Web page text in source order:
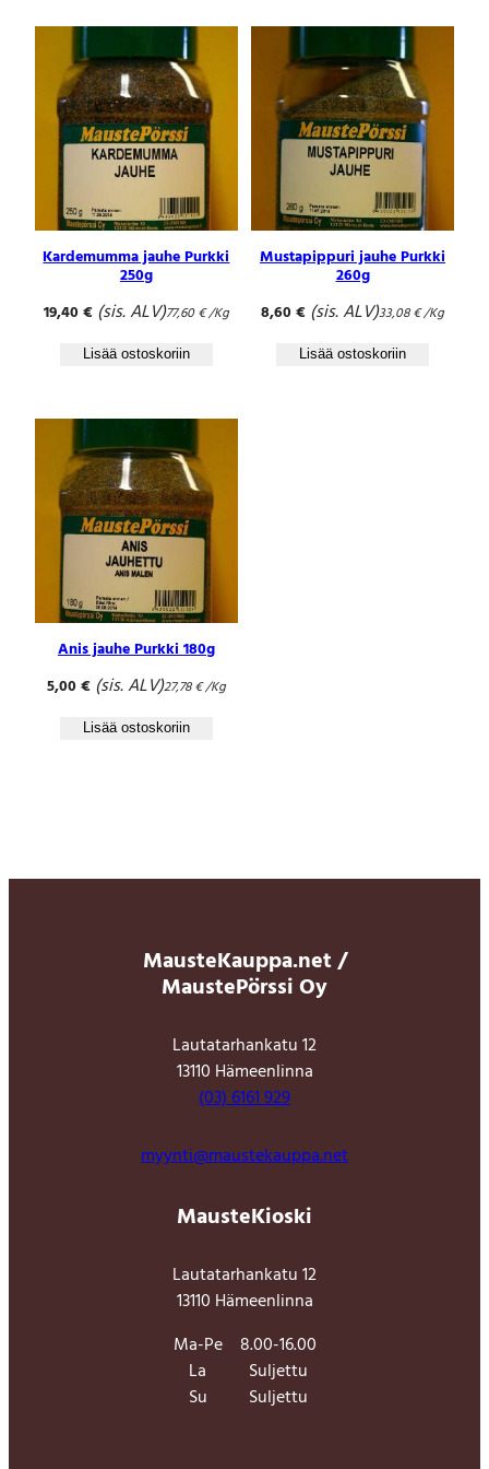
.
Kardemumma jauhe Purkki
250g
19,40€ (sis. ALV)77,60€/Kg
Lisää ostoskoriin
Mustapippuri jauhe Purkki
260g
8,60€ (sis. ALV)33,08€/Kg
Lisää ostoskoriin
Anis jauhe Purkki 180g
5,00€ (sis. ALV)27,78€/Kg
Lisää ostoskoriin
MausteKauppa.net /
MaustePörssi Oy
Lautatarhankatu 12
13110 Hämeenlinna
(03) 6161 929
myynti@maustekauppa.net
MausteKioski
Lautatarhankatu 12
13110 Hämeenlinna
Ma-Pe
8.00-16.00
La
Suljettu
Su
Suljettu